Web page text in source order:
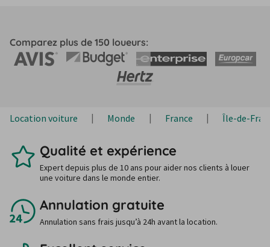
Comparez plus de 150 loueurs:
Location voiture Monde France Île-de-
Qualité et expérience
Expert depuis plus de 10 ans pour aider nos clients à louer
une voiture dans le monde entier.
Annulation gratuite
Annulation sans frais jusqu’à 24h avant la location.